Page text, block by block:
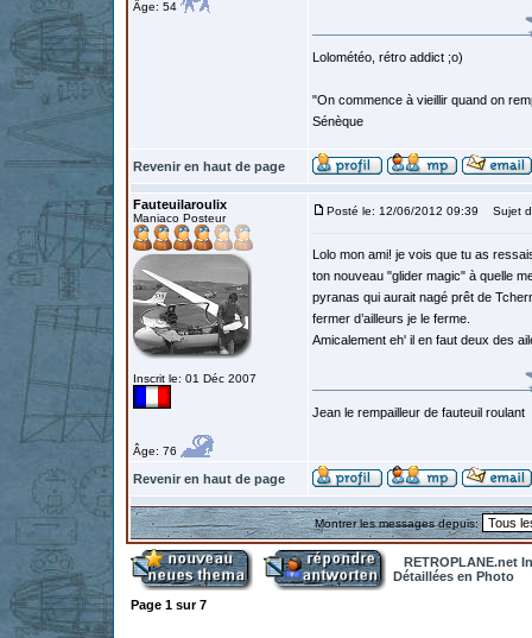
Âge: 54
Lolométéo, rétro addict ;o)
"On commence à vieillir quand on
Sénèque
Revenir en haut de page
Fauteuilaroulix
Maniaco Posteur
Inscrit le: 01 Déc 2007
Âge: 76
Posté le: 12/06/2012 09:39 Sujet
Lolo mon ami! je vois que tu as
ton nouveau "glider magic" à quelle
pyranas qui aurait nagé prêt de
fermer d’ailleurs je le ferme.
Amicalement eh' il en faut deux des
Jean le rempailleur de fauteuil roulant
Revenir en haut de page
Montrer les messages depuis:
RETROPLANE.net
Détaillées en Photo
Page 1 sur7